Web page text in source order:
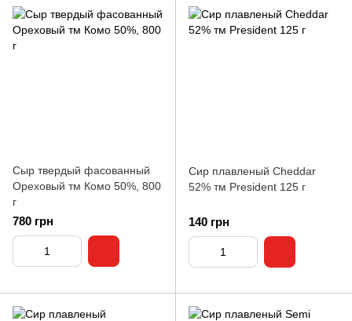
Сыр твердый фасованный
Ореховый тм Комо 50%, 800
г
780 грн
Сир плавленый Cheddar
52% тм President 125 г
140 грн